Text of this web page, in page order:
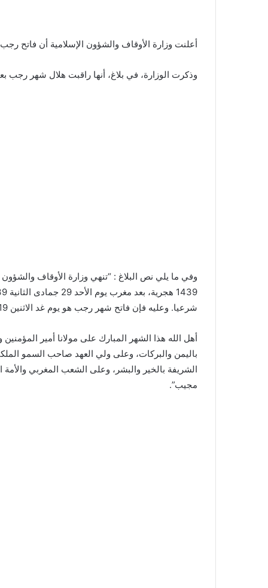
أعلنت وزارة الأوقاف والشؤون الإسلامية أن فاتح رجب
وذكرت الوزارة، في بلاغ، أنها راقبت هلال شهر رجب
وفي ما يلي نص البلاغ : “تنهي وزارة الأوقاف
شرعيا. وعليه فإن فاتح شهر رجب هو يوم غد الاثنين 19 مارس 2018 م.
أهل الله هذا الشهر المبارك على مولانا أمير
باليمن والبركات، وعلى ولي العهد صاحب السمو
الشريفة بالخير والبشر، وعلى الشعب المغربي والأمة
مجيب”.